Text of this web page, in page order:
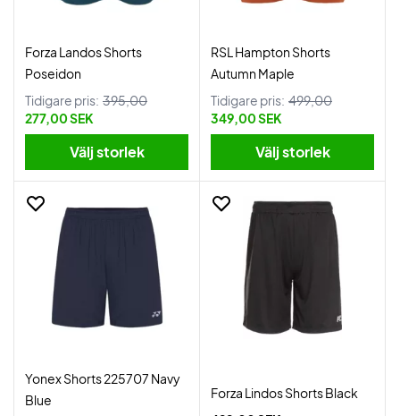
Forza Landos Shorts
Poseidon
Tidigare pris: 395,00
277,00 SEK
Välj storlek
RSL Hampton Shorts
Autumn Maple
Tidigare pris: 499,00
349,00 SEK
Välj storlek
Yonex Shorts 225707 Navy
Blue
Forza Lindos Shorts Black